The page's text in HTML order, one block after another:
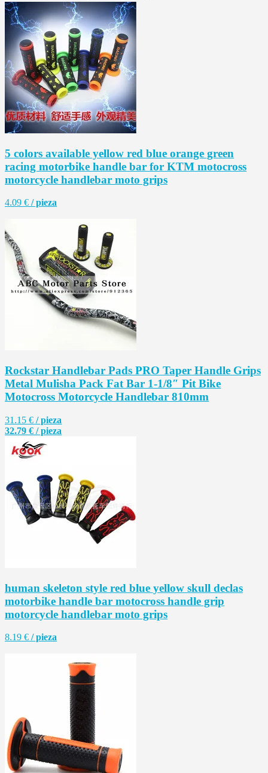
5 colors available yellow red blue orange green
racing motorbike handle bar for KTM motocross
motorcycle handlebar moto grips
4.09 € / pieza
Rockstar Handlebar Pads PRO Taper Handle Grips
Metal Mulisha Pack Fat Bar 1-1/8″ Pit Bike
Motocross Motorcycle Handlebar 810mm
31.15 € / pieza
32.79 € / pieza
human skeleton style red blue yellow skull declas
motorbike handle bar motocross handle grip
motorcycle handlebar moto grips
8.19 € / pieza